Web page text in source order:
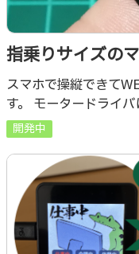
指乗りサイズの
スマホで操縦できて
す。 モータードライバ
を 駆動するなど小型
開発中